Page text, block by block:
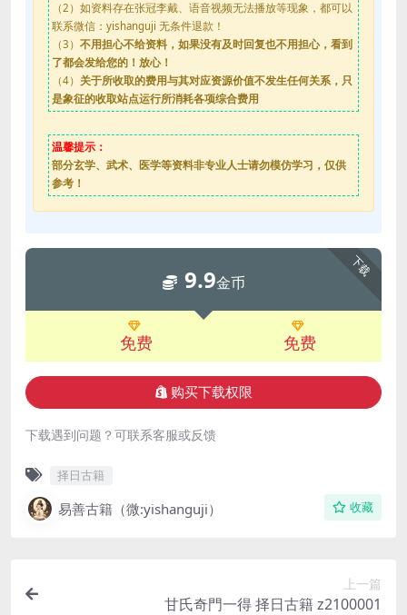
（2）如资料存在张冠李戴、语音视频无法播放等现象，都可以
联系微信：yishanguji 无条件退款！
（3） 不用担心不给资料，如果没有及时回复也不用担心，看到
了都会发给您的！放心！
（4） 关于所收取的费用与其对应资源价值不发生任何关系，只
是象征的收取站点运行所消耗各项综合费用
温馨提示：
部分玄学、武术、医学等资料非专业人士请勿模仿学习，仅供
参考！
下载
9.9金币
免费 免费
购买下载权限
下载遇到问题？可联系客服或反馈
择日古籍
易善古籍（微:yishanguji） 收藏
上一篇
甘氏奇門一得 择日古籍 z2100001